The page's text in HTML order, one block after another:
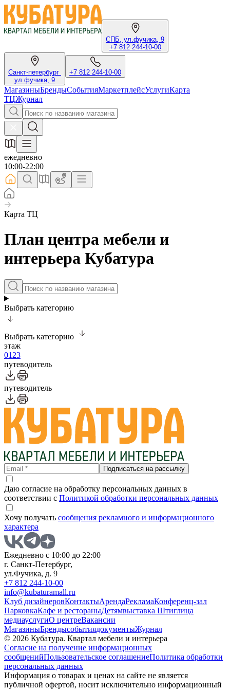
СПБ, ул.фучика, 9
+7 812 244-10-00
Санкт-петербург
ул.фучика, 9
+7 812 244-10-00
МагазиныБрендыСобытияМаркетплейсУслугиКарта
ТЦЖурнал
ежедневно
10:00-22:00
Карта ТЦ
План центра мебели и
интерьера Кубатура
Выбрать категорию
Выбрать категорию
этаж
01 23
путеводитель
путеводитель
Подписаться на рассылку
Даю согласие на обработку персональных данных в
соответствии с Политикой обработки персональных данных
Хочу получать сообщения рекламного и информационного
характера
Ежедневно с 10:00 до 22:00
г. Санкт-Петербург,
ул.Фучика, д. 9
+7 812 244-10-00
info@kubaturamall.ru
Клуб дизайнеровКонтактыАрендаРекламаКонференц-зал
ПарковкаКафе и рестораныДетямвыставка Штиглица
медиауслугиО центреВакансии
МагазиныБрендысобытиядокументыЖурнал
© 2026 Кубатура. Квартал мебели и интерьера
Согласие на получение информационных
сообщенийПользовательское соглашениеПолитика обработки
персональных данных
Информация о товарах и ценах на сайте не является
публичной офертой, носит исключительно информационный